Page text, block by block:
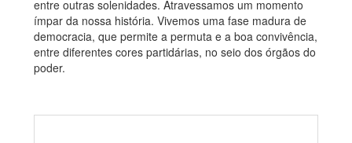
entre outras solenidades. Atravessamos um momento
ímpar da nossa história. Vivemos uma fase madura de
democracia, que permite a permuta e a boa convivência,
entre diferentes cores partidárias, no seio dos órgãos do
poder.